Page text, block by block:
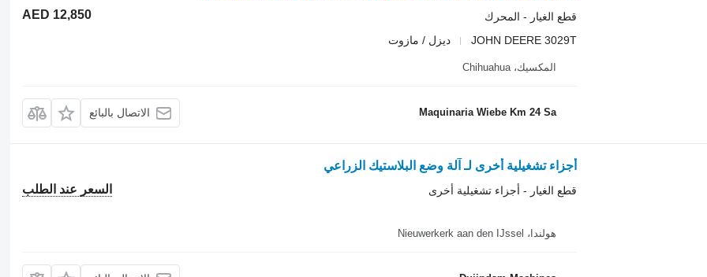
AED 12,850
قطع الغيار - المحرك
JOHN DEERE 3029T
ديزل / مازوت
المكسيك، Chihuahua
Maquinaria Wiebe Km 24 Sa الاتصال بالبائع
أجزاء تشغيلية أخرى لـ آلة وضع البلاستيك الزراعي
السعر عند الطلب
قطع الغيار - أجزاء تشغيلية أخرى
هولندا، Nieuwerkerk aan den IJssel